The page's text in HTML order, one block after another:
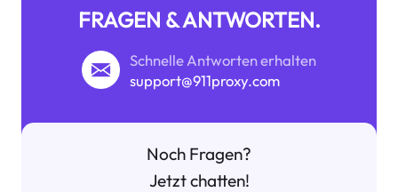
FRAGEN & ANTWORTEN.
Schnelle Antworten erhalten
support@911proxy.com
Noch Fragen?
Jetzt chatten!